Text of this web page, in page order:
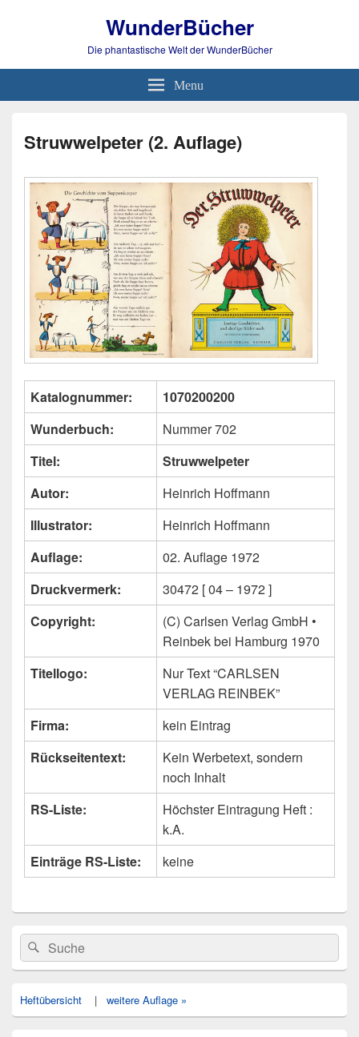
WunderBücher
Die phantastische Welt der WunderBücher
Menu
Struwwelpeter (2. Auflage)
Katalognummer:
1070200200
Wunderbuch:
Nummer 702
Titel:
Struwwelpeter
Autor:
Heinrich Hoffmann
Illustrator:
Heinrich Hoffmann
Auflage:
02. Auflage 1972
Druckvermerk:
30472 [ 04 – 1972 ]
Copyright:
(C) Carlsen Verlag GmbH •
Reinbek bei Hamburg 1970
Titellogo:
Nur Text “CARLSEN
VERLAG REINBEK”
Firma:
kein Eintrag
Rückseitentext:
Kein Werbetext, sondern
noch Inhalt
RS-Liste:
Höchster Eintragung Heft :
k.A.
Einträge RS-Liste:
keine
Primärer
Seitenleisten
Widget-
Bereich
Search
for:
Suche
Heftübersicht | weitere Auflage »